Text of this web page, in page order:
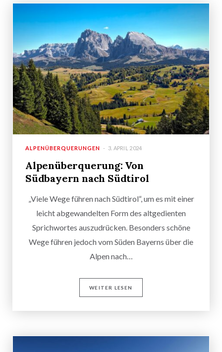
ALPENÜBERQUERUNGEN 3. APRIL 2024
Alpenüberquerung: Von
Südbayern nach Südtirol
„Viele Wege führen nach Südtirol“, um es mit einer
leicht abgewandelten Form des altgedienten
Sprichwortes auszudrücken. Besonders schöne
Wege führen jedoch vom Süden Bayerns über die
Alpen nach…
WEITER LESEN